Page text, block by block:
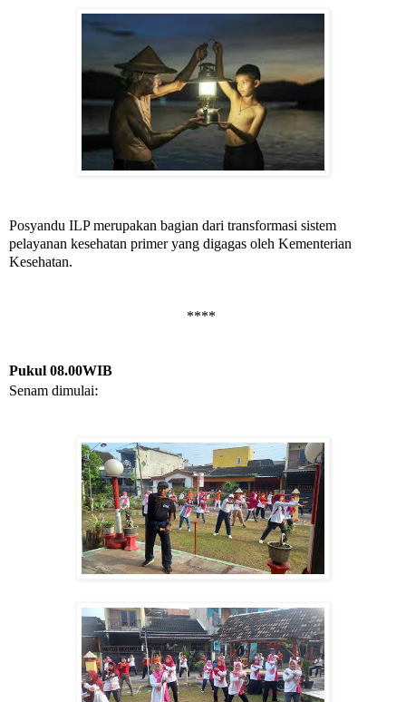
Posyandu ILP merupakan bagian dari transformasi sistem
pelayanan kesehatan primer yang digagas oleh Kementerian
Kesehatan.
****
Pukul 08.00WIB
Senam dimulai: